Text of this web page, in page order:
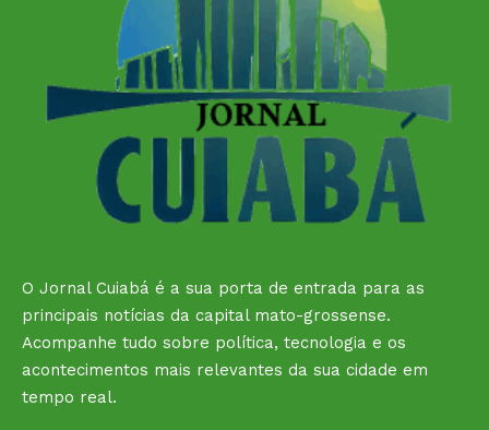
O Jornal Cuiabá é a sua porta de entrada para as
principais notícias da capital mato-grossense.
Acompanhe tudo sobre política, tecnologia e os
acontecimentos mais relevantes da sua cidade em
tempo real.